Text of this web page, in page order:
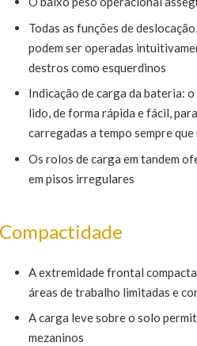
Todas as funções de
podem ser operadas
destros como esquerdinos
Indicação de carga da bateria:
lido, de forma rápida e fácil,
carregadas a tempo sempre
Os rolos de carga em tandem
em pisos irregulares
A extremidade frontal
áreas de trabalho limitadas e
A carga leve sobre o solo
mezaninos